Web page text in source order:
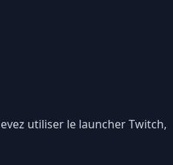
utiliser le launcher Twitch,